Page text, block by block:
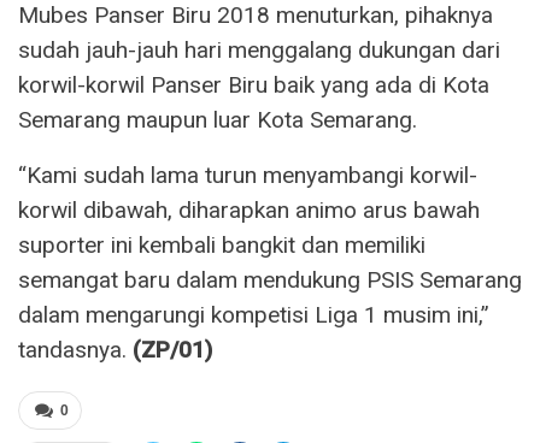
Mubes Panser Biru 2018 menuturkan, pihaknya
sudah jauh-jauh hari menggalang dukungan dari
korwil-korwil Panser Biru baik yang ada di Kota
Semarang maupun luar Kota Semarang.
“Kami sudah lama turun menyambangi korwil-
korwil dibawah, diharapkan animo arus bawah
suporter ini kembali bangkit dan memiliki
semangat baru dalam mendukung PSIS Semarang
dalam mengarungi kompetisi Liga 1 musim ini,”
tandasnya. (ZP/01)
0